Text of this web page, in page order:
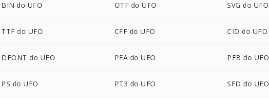
BIN do UFO OTF do UFO SVG do UFO
TTF do UFO CFF do UFO CID do UFO
DFONT do UFO PFA do UFO PFB do UFO
PS do UFO PT3 do UFO SFD do UFO